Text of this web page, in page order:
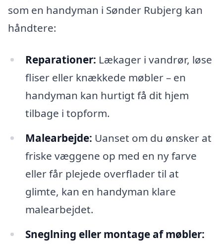
som en handyman i Sønder Rubjerg kan
håndtere:
Reparationer: Lækager i vandrør, løse
fliser eller knækkede møbler – en
handyman kan hurtigt få dit hjem
tilbage i topform.
Malearbejde: Uanset om du ønsker at
friske væggene op med en ny farve
eller får plejede overflader til at
glimte, kan en handyman klare
malearbejdet.
Sneglning eller montage af møbler: